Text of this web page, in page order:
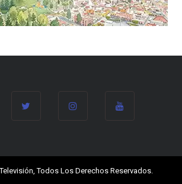
Todos Los Derechos Reservados.